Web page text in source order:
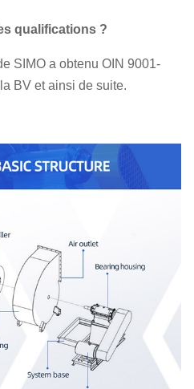
qualifications ?
SIMO a obtenu OIN 9001-
BV et ainsi de suite.